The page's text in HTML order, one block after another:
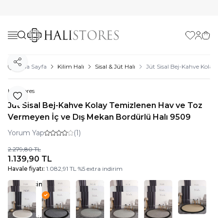
Favorilerim
Ana Sayfa Kilim Halı Sisal & Jüt Halı Jüt Sisal Bej-Kahve
Favoriye Ekle
Paylaş
Halıstores
Jüt Sisal Bej-Kahve Kolay Temizlenen Hav ve Toz
Vermeyen İç ve Dış Mekan Bordürlü Halı 9509
Yorum Yap (1)
2.279,80TL
1.139,90 TL
Havale fiyatı: 1.082,91 TL %5 extra indirim
Renk Seçiniz: Bej